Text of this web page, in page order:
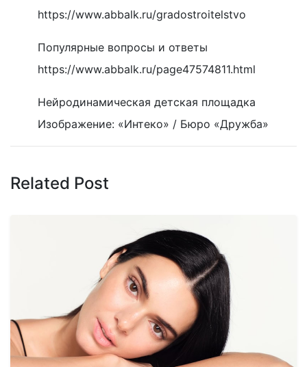
https://www.abbalk.ru/gradostroitelstvo
Популярные вопросы и ответы
https://www.abbalk.ru/page47574811.html
Нейродинамическая детская площадка
Изображение: «Интеко» / Бюро «Дружба»
Related Post